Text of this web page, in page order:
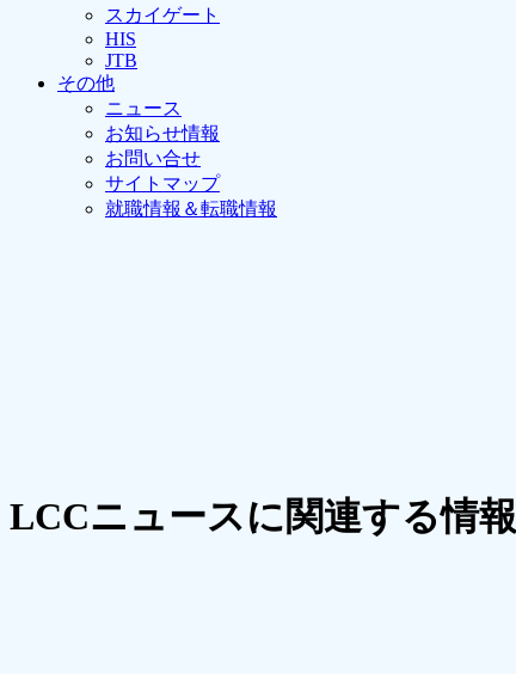
スカイゲート
HIS
JTB
その他
ニュース
お知らせ情報
お問い合せ
サイトマップ
就職情報＆転職情報
LCCニュースに関連する情報